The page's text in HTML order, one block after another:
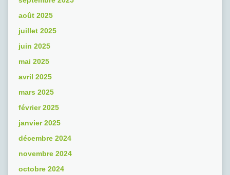
août 2025
juillet 2025
juin 2025
mai 2025
avril 2025
mars 2025
février 2025
janvier 2025
décembre 2024
novembre 2024
octobre 2024